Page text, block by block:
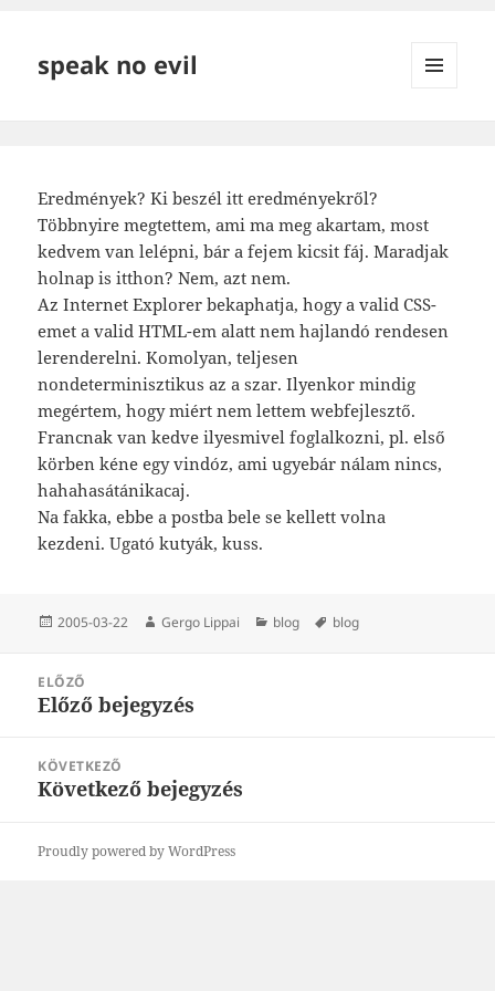
speak no evil
Eredmények? Ki beszél itt eredményekről?
Többnyire megtettem, ami ma meg akartam, most
kedvem van lelépni, bár a fejem kicsit fáj. Maradjak
holnap is itthon? Nem, azt nem.
Az Internet Explorer bekaphatja, hogy a valid CSS-
emet a valid HTML-em alatt nem hajlandó rendesen
lerenderelni. Komolyan, teljesen
nondeterminisztikus az a szar. Ilyenkor mindig
megértem, hogy miért nem lettem webfejlesztő.
Francnak van kedve ilyesmivel foglalkozni, pl. első
körben kéne egy vindóz, ami ugyebár nálam nincs,
hahahasátánikacaj.
Na fakka, ebbe a postba bele se kellett volna
kezdeni. Ugató kutyák, kuss.
Közzétéve
2005-03-22 Szerző
Gergo Lippai Kategória
blog Címke
blog
navigáció
ELŐZŐ
Korábbi
Előző bejegyzés
KÖVETKEZŐ
Következő
Következő bejegyzés
Proudly powered by WordPress